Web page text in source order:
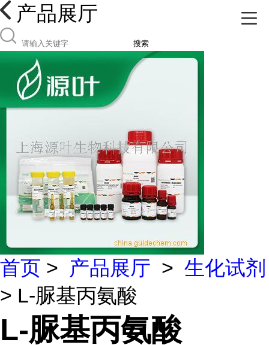
产品展厅
搜索
首页 > 产品展厅 > 生化试剂
> L-脲基丙氨酸
L-脲基丙氨酸